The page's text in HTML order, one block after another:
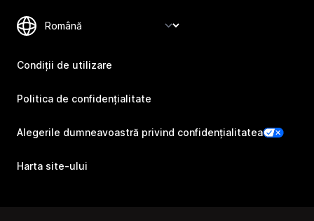
Condiții de utilizare
Politica de confidențialitate
Alegerile dumneavoastră privind confidențialitatea
Harta site-ului